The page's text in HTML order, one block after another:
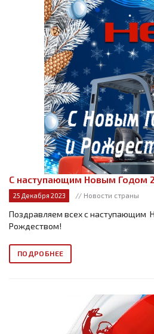
С наступающим Новым Годом
25 Декабря 2023 // Новости страны
Поздравляем всех с наступающим
Рождеством!
ПОДРОБНЕЕ